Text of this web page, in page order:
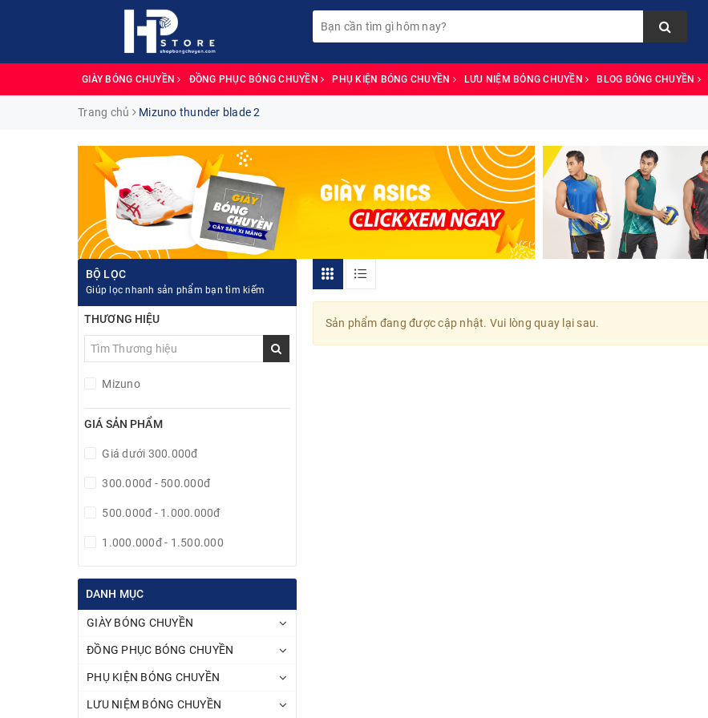
GIÀY BÓNG CHUYỀN ĐỒNG PHỤC BÓNG CHUYỀN PHỤ KIỆN BÓNG CHUYỀN LƯU NIỆM BÓNG CHUYỀN BLOG BÓNG CHUYỀN
Trang chủ Mizuno thunder blade 2
BỘ LỌC
Giúp lọc nhanh sản phẩm bạn tìm kiếm
THƯƠNG HIỆU
Mizuno
GIÁ SẢN PHẨM
Giá dưới 300.000đ
300.000đ - 500.000đ
500.000đ - 1.000.000đ
1.000.000đ - 1.500.000
Giá trên 2.000.000đ
DANH MỤC
GIÀY BÓNG CHUYỀN
ĐỒNG PHỤC BÓNG CHUYỀN
PHỤ KIỆN BÓNG CHUYỀN
LƯU NIỆM BÓNG CHUYỀN
Sản phẩm đang được cập nhật. Vui lòng quay lại sau.